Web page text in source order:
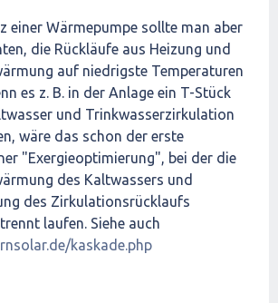
einer Wärmepumpe sollte man aber
die Rückläufe aus Heizung und
auf niedrigste Temperaturen
es z. B. in der Anlage ein T-Stück
und Trinkwasserzirkulation
wäre das schon der erste
"Exergieoptimierung", bei der die
des Kaltwassers und
des Zirkulationsrücklaufs
laufen. Siehe auch
kaskade.php